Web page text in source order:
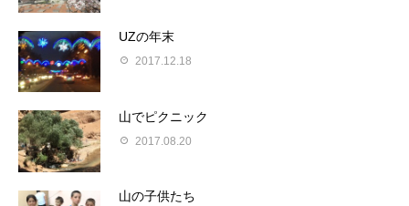
UZの年末
2017.12.18
山でピクニック
2017.08.20
山の子供たち